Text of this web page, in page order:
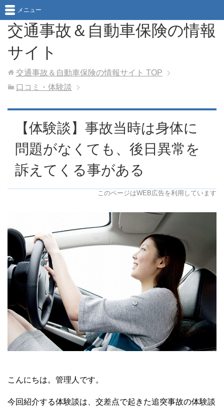
交通事故＆自動車保険の情報
サイト
メニュー
交通事故＆自動車保険の情報サイト TOP
口コミ・体験談
【体験談】事故当時は身体に
問題がなくても、後日異常を
訴えてくる事がある
このページはWEB広告を利用しています
こんにちは。管理人です。
今回紹介する体験談は、交差点で起きた追突事故の体験談